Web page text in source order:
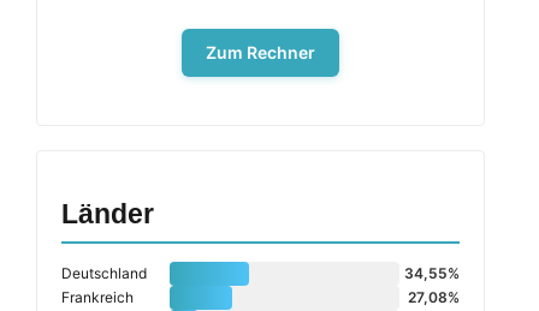
Zum Rechner
Länder
Deutschland
34,55%
Frankreich
27,08%